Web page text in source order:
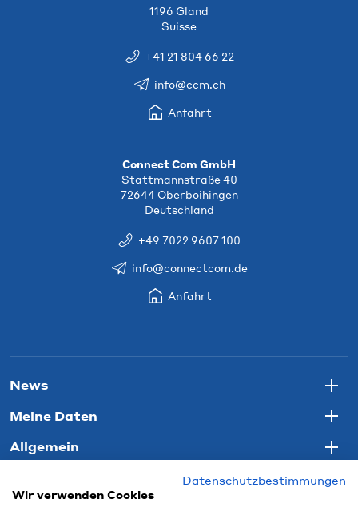
1196 Gland
Suisse
+41 21 804 66 22
info@ccm.ch
Anfahrt
Connect Com GmbH
Stattmannstraße 40
72644 Oberboihingen
Deutschland
+49 7022 9607 100
info@connectcom.de
Anfahrt
News
Meine Daten
Allgemein
Datenschutzbestimmungen
Wir verwenden Cookies